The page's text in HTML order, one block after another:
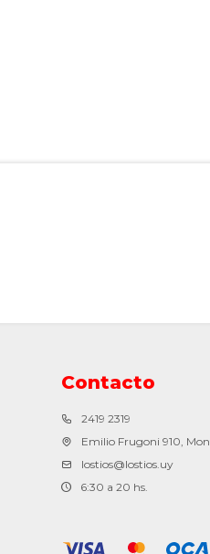
Contacto
2419 2319
Emilio Frugoni 910,
lostios@lostios.uy
6:30 a 20 hs.